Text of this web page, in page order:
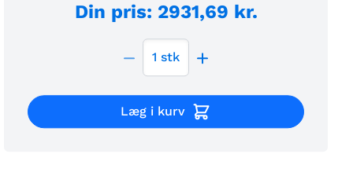
Din pris: 2931,69 kr.
1 stk
Læg i kurv